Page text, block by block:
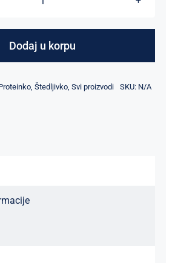
Mass
-
količina
Dodaj u korpu
, Štedljivko, Svi proizvodi SKU: N/A